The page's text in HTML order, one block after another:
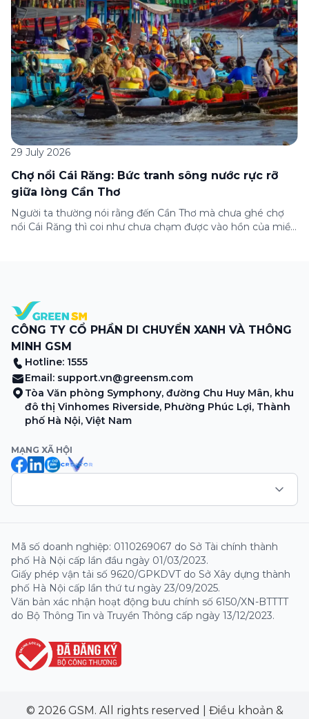
29 July 2026
Chợ nổi Cái Răng: Bức tranh sông nước rực rỡ
giữa lòng Cần Thơ
Người ta thường nói rằng đến Cần Thơ mà chưa ghé chợ
nổi Cái Răng thì coi như chưa chạm được vào hồn của miền
CÔNG TY CỔ PHẦN DI CHUYỂN XANH VÀ THÔNG
MINH GSM
Hotline: 1555
Email: support.vn@greensm.com
Tòa Văn phòng Symphony, đường Chu Huy Mân, khu
đô thị Vinhomes Riverside, Phường Phúc Lợi, Thành
phố Hà Nội, Việt Nam
MẠNG XÃ HỘI
Mã số doanh nghiệp: 0110269067 do Sở Tài chính thành
phố Hà Nội cấp lần đầu ngày 01/03/2023.
Giấy phép vận tải số 9620/GPKDVT do Sở Xây dựng thành
phố Hà Nội cấp lần thứ tư ngày 23/09/2025.
Văn bản xác nhận hoạt động bưu chính số 6150/XN-BTTTT
do Bộ Thông Tin và Truyền Thông cấp ngày 13/12/2023.
© 2026 GSM. All rights reserved Điều khoản &